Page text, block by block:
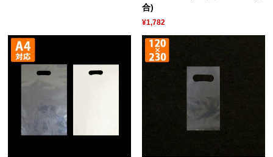
合)
¥1,782